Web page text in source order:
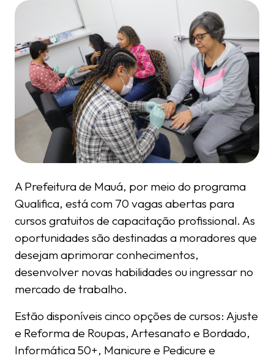
A Prefeitura de Mauá, por meio do programa
Qualifica, está com 70 vagas abertas para
cursos gratuitos de capacitação profissional. As
oportunidades são destinadas a moradores que
desejam aprimorar conhecimentos,
desenvolver novas habilidades ou ingressar no
mercado de trabalho.
Estão disponíveis cinco opções de cursos: Ajuste
e Reforma de Roupas, Artesanato e Bordado,
Informática 50+, Manicure e Pedicure e